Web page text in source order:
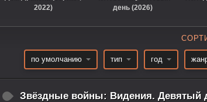
2022)
день (2026)
по умолчанию тип год
Звёздные войны: Видения. Девятый